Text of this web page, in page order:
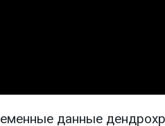
данные